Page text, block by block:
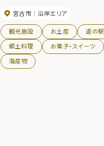
宮古市 沿岸エリア
観光施設 お土産 道の駅
郷土料理
お菓子・スイーツ
海産物